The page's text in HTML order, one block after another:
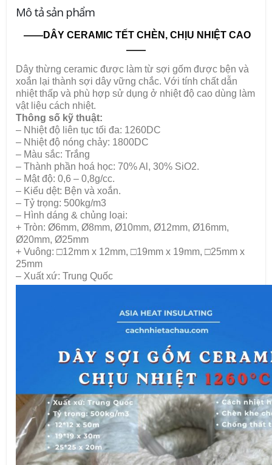
Mô tả sản phẩm
——DÂY CERAMIC TẾT CHÈN, CHỊU NHIỆT CAO
——
Dây thừng ceramic được làm từ sợi gốm được bện và
xoắn lại thành sợi dây vững chắc. Với tính chất dẫn
nhiệt thấp và phù hợp sử dụng ở nhiệt độ cao dùng làm
vật liệu cách nhiệt.
Thông số kỹ thuật:
– Nhiệt độ liên tục tối đa: 1260DC
– Nhiệt độ nóng chảy: 1800DC
– Màu sắc: Trắng
– Thành phần hoá học: 70% Al, 30% SiO2.
– Mật độ: 0,6 – 0,8g/cc.
– Kiểu dệt: Bện và xoắn.
– Tỷ trọng: 500kg/m3
– Hình dáng & chủng loại:
+ Tròn: Ø6mm, Ø8mm, Ø10mm, Ø12mm, Ø16mm,
Ø20mm, Ø25mm
+ Vuông: □12mm x 12mm, □19mm x 19mm, □25mm x
25mm
– Xuất xứ: Trung Quốc